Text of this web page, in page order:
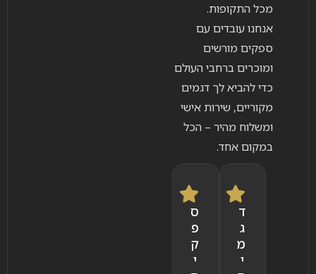
מכל התקופות.
אנחנו עובדים עם
ספקים מורשים
ומוכרים ברחבי העולם
כדי להביא לך דגמים
מקוריים, שירות אישי
ומשלוח מהיר – הכל
במקום אחד.
ד
ג
מ
י
ס
פ
ק
י